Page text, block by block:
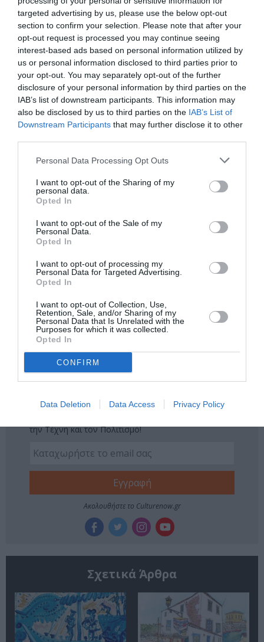
targeted advertising by us, please use the below opt-out
section to confirm your selection. Please note that after your
opt-out request is processed you may continue seeing
interest-based ads based on personal information utilized by
us or personal information disclosed to third parties prior to
your opt-out. You may separately opt-out of the further
disclosure of your personal information by third parties on the
IAB’s list of downstream participants. This information may
also be disclosed by us to third parties on the IAB’s List of
Downstream Participants that may further disclose it to other
Personal Data Processing Opt Outs
I want to opt-out of the Sharing of my
personal data.
Opted In
I want to opt-out of the Sale of my
Personal Data.
Opted In
I want to opt-out of processing my
Personal Data for Targeted Advertising.
Opted In
I want to opt-out of Collection, Use,
Retention, Sale, and/or Sharing of my
Personal Data that Is Unrelated with the
Purposes for which it was collected.
Opted In
CONFIRM
Data Deletion Data Access Privacy Policy
Τοποθεσία:
Γκαλερί Λόλα Νικολάου, Τσιμισκή 52, Θεσσαλονίκη
Γκαλερί Λόλα Νικολάου
Eισιτήρια:
Είσοδος Ελεύθερη
Ακολουθήστε το Culturenow.gr στο Google News
μάθετε πρώτοι όλες τις ειδήσεις
Δείτε όλα τατελευταία νέαγια την Τέχνη και τον
Πολιτισμό στο
Νέοι Διαγωνισμοί❯
Tags
ΓΚΑΛΕΡΙ ΤΕΧΝΗΣ - ΑΙΘΟΥΣΕΣ ΤΕΧΝΗΣ
ΔΩΡΕΑΝ ΕΚΔΗΛΩΣΕΙΣ
Newsletter
την Τέχνη και τον Πολιτισμό!
Ακολουθήστε το Culturenow.gr
Σχετικά Άρθρα